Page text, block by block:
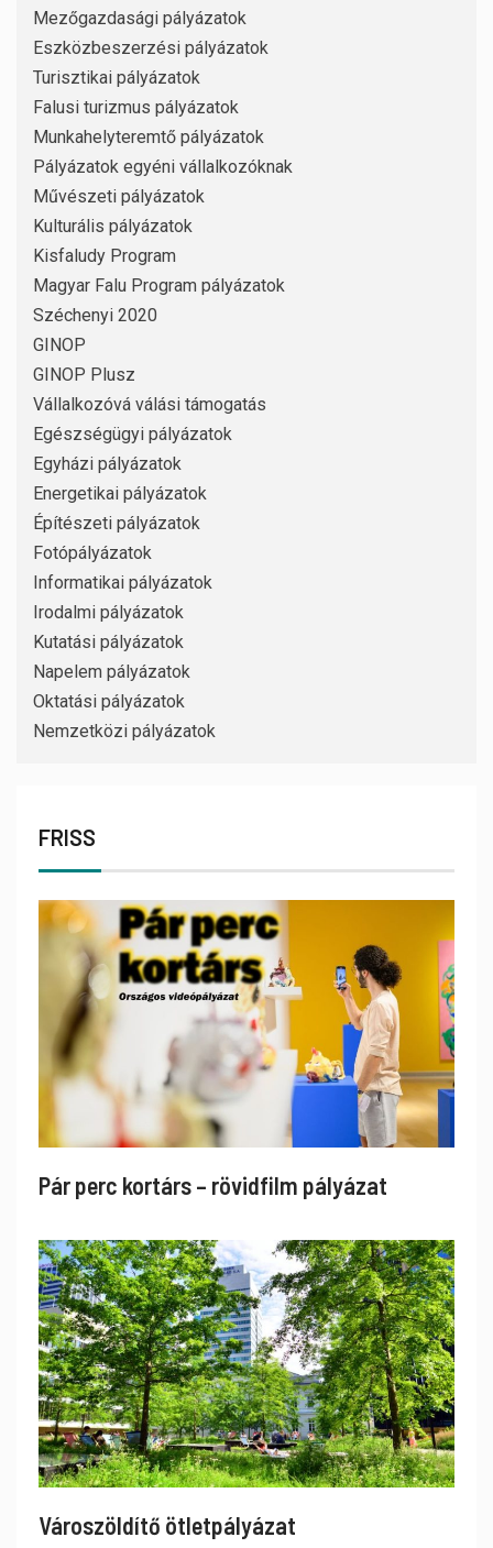
Mezőgazdasági pályázatok
Eszközbeszerzési pályázatok
Turisztikai pályázatok
Falusi turizmus pályázatok
Munkahelyteremtő pályázatok
Pályázatok egyéni vállalkozóknak
Művészeti pályázatok
Kulturális pályázatok
Kisfaludy Program
Magyar Falu Program pályázatok
Széchenyi 2020
GINOP
GINOP Plusz
Vállalkozóvá válási támogatás
Egészségügyi pályázatok
Egyházi pályázatok
Energetikai pályázatok
Építészeti pályázatok
Fotópályázatok
Informatikai pályázatok
Irodalmi pályázatok
Kutatási pályázatok
Napelem pályázatok
Oktatási pályázatok
Nemzetközi pályázatok
FRISS
Pár perc kortárs – rövidfilm pályázat
Városzöldítő ötletpályázat